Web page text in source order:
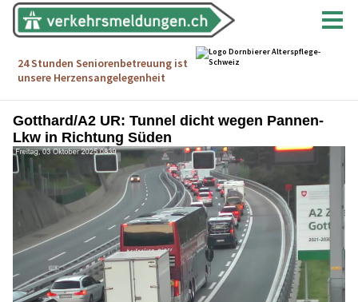
Gotthard/A2 UR: Tunnel dicht wegen Pannen-
Lkw in Richtung Süden